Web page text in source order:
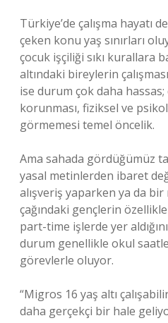
Türkiye’de çalışma hayatı
çeken konu yaş sınırları
çocuk işçiliği sıkı kurallara
altındaki bireylerin
ise durum çok daha hassas;
korunması, fiziksel ve
görmemesi temel öncelik.
Ama sahada gördüğümüz
yasal metinlerden ibaret
alışveriş yaparken ya da
çağındaki gençlerin
part-time işlerde yer
durum genellikle okul
görevlerle oluyor.
“Migros 16 yaş altı
daha gerçekçi bir hale